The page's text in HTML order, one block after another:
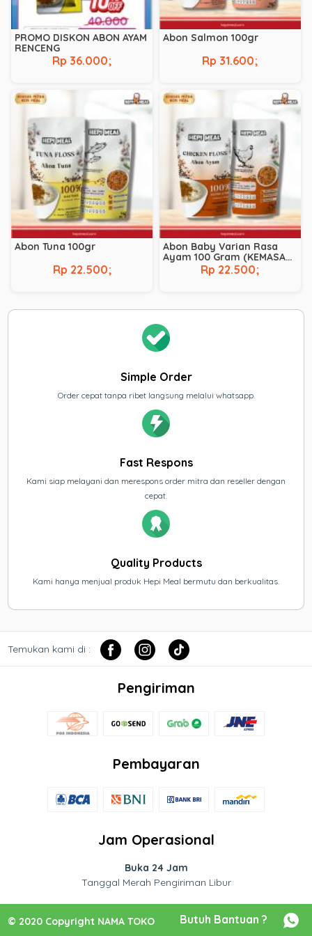
PROMO DISKON ABON AYAM
RENCENG
Rp 36.000;
Abon Salmon 100gr
Rp 31.600;
Abon Tuna 100gr
Rp 22.500;
Abon Baby Varian Rasa
Ayam 100 Gram (KEMASAN
BARU) tanpa cup
Rp 22.500;
Simple Order
Order cepat tanpa ribet langsung melalui whatsapp.
Fast Respons
Kami siap melayani dan merespons order mitra dan reseller dengan
cepat.
Quality Products
Kami hanya menjual produk Hepi Meal bermutu dan berkualitas.
Temukan kami di :
Pengiriman
Pembayaran
Jam Operasional
Buka 24 Jam
Tanggal Merah Pengiriman Libur
© 2020 Copyright NAMA TOKO Butuh Bantuan ?